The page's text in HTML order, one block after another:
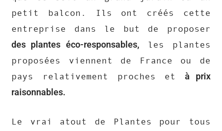
petit balcon. Ils ont créés cette
entreprise dans le but de proposer
des plantes éco-responsables,les plantes
proposées viennent de France ou de
pays relativement proches età prix
raisonnables.
Le vrai atout de Plantes pour tous